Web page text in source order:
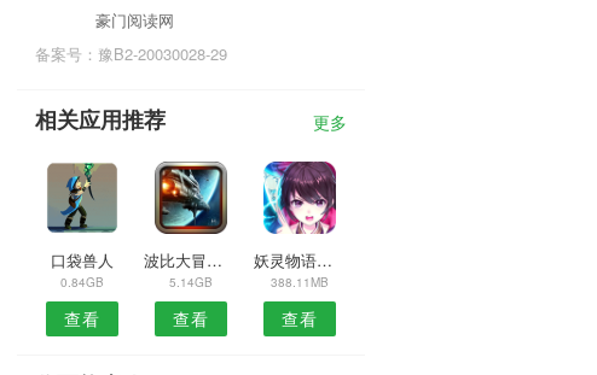
豪门阅读网
备案号：豫B2-20030028-29
相关应用推荐 更多
口袋兽人
0.84GB
查看
波比大冒险手游
5.14GB
查看
妖灵物语百鬼夜行
388.11MB
查看